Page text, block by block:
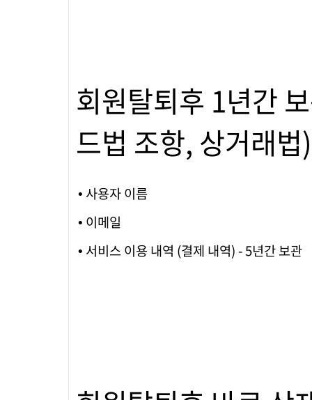
회원탈퇴후 1년간
드법 조항, 상거래법)
• 사용자 이름
• 이메일
• 서비스 이용 내역 (결제 내역) - 5년간 보관